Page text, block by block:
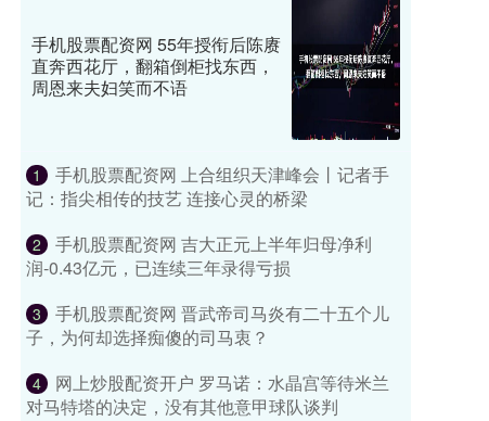
手机股票配资网 55年授衔后陈赓
直奔西花厅，翻箱倒柜找东西，
周恩来夫妇笑而不语
1
手机股票配资网 上合组织天津峰会丨记者手
记：指尖相传的技艺 连接心灵的桥梁
2
手机股票配资网 吉大正元上半年归母净利
润-0.43亿元，已连续三年录得亏损
3
手机股票配资网 晋武帝司马炎有二十五个儿
子，为何却选择痴傻的司马衷？
4
网上炒股配资开户 罗马诺：水晶宫等待米兰
对马特塔的决定，没有其他意甲球队谈判